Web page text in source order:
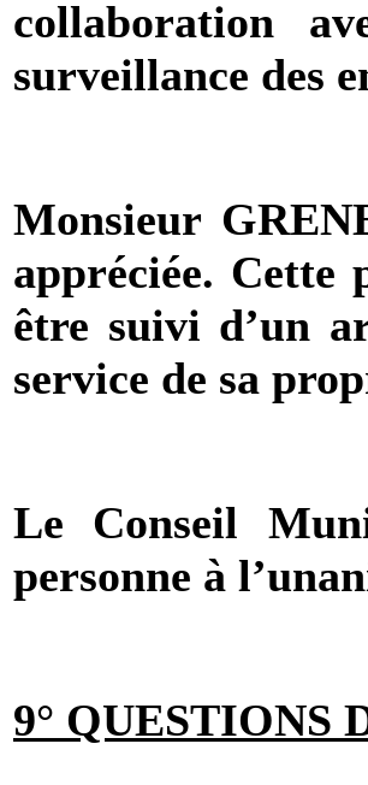
collaboration
surveillance des
Monsieur
appréciée. Cette
être suivi d’un
service de sa
Le Conseil
personne à
9° QUESTIONS